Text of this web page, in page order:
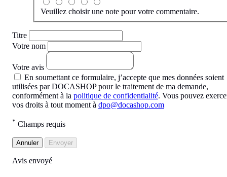
Veuillez choisir une note pour votre commentaire.
Titre
Votre nom
Votre avis
En soumettant ce formulaire, j’accepte que mes données soient
utilisées par DOCASHOP pour le traitement de ma demande,
conformément à la politique de confidentialité. Vous pouvez
vos droits à tout moment à dpo@docashop.com
* Champs requis
Annuler Envoyer
Avis envoyé